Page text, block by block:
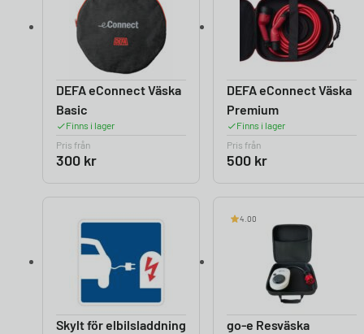
DEFA eConnect Väska
Basic
Finns i lager
Pris från
300 kr
DEFA eConnect Väska
Premium
Finns i lager
Pris från
500 kr
Skylt för elbilsladdning
4.00
go-e Resväska